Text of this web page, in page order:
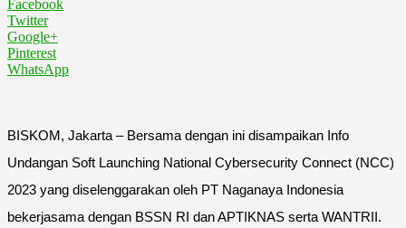
Facebook
Twitter
Google+
Pinterest
WhatsApp
BISKOM, Jakarta – Bersama dengan ini disampaikan Info
Undangan Soft Launching National Cybersecurity Connect (NCC)
2023 yang diselenggarakan oleh PT Naganaya Indonesia
bekerjasama dengan BSSN RI dan APTIKNAS serta WANTRII.